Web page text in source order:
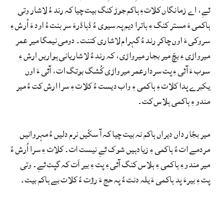
ئےِ، اے زمانگاں کلاتءِ ہاکم جوڑ کنگ بیت چیا کہ رند ءُ لاشار وتی
ہاکمی ءَ مستر کنگ ءِ ہاترا دیم پہ سیوی ءُ ڈہاڈرءَ سر بنت ءُ اود ءَ اُرش ءِ
سروکی ءَ اوں چاکر رند ءُ گہرام لاشاری کننت۔ دومی نیمگا میر عمر
میرواڑی ءِ بچّ میر بجار میرواڑی، کہ رند ءُ لاشاریانی ہواریں ارش ءِ
سوب ءَ آئی ءِ پت سردارعمر میرواڑی کُشگ بوتگ ات، آئی ءَ اوں
یکبرے پدا کلات ءِ ہاکمی ءِ واب دیست ءُ کلات ءِ سرا ارش کت ءُ میر
مندو ءِ ہاکمی ہلاس کت۔
میر بجّار داں دیراں ہاکم نہ بیت چیا کہ آ سکّیں نرم دلیں ءُ مہروانیں
مردمے ات ءُ ہاکمی ءِ زیادہیں شوک ئےِ نیست ات۔ کلات ءِ سرا اُرش ءُ
میر مندو ءِ ہاکمی ءِ ہلاس کنگ آئی ءِ پت ءِ بیر اَت کہ گپت ئےِ۔ وتی
پت ءِ بیرءَ پد ہاکمی ءَ یلہ دنت ءُ پہ حج ءَ رؤت ءُ کلات بے ہاکم بیت۔